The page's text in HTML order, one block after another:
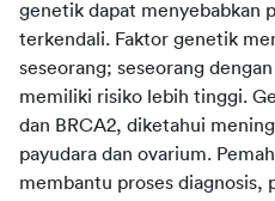
genetik dapat menyebabkan
terkendali. Faktor genetik
seseorang; seseorang
memiliki risiko lebih tinggi.
dan BRCA2, diketahui
payudara dan ovarium.
membantu proses diagnosis,